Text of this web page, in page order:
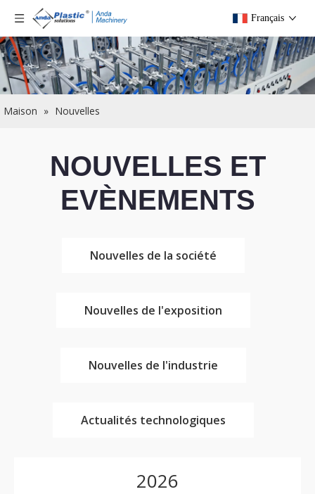
Français
Maison » Nouvelles
NOUVELLES ET
EVÈNEMENTS
Nouvelles de la société
Nouvelles de l'exposition
Nouvelles de l'industrie
Actualités technologiques
2026